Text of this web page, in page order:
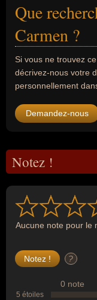
Que
Carmen ?
Si vous ne trouvez
décrivez-nous votre
personnellement
Demandez-nous
Notez !
Aucune note pour le
?
0 note
5 étoiles